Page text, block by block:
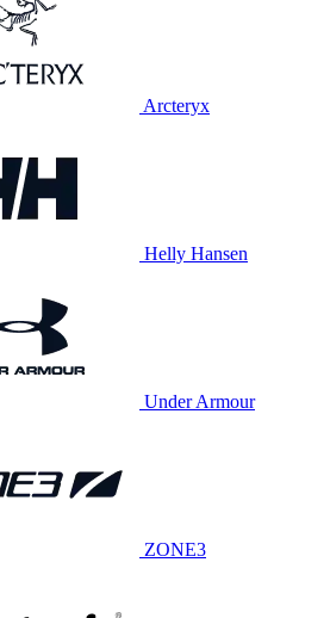
Arcteryx
Helly Hansen
Under Armour
ZONE3